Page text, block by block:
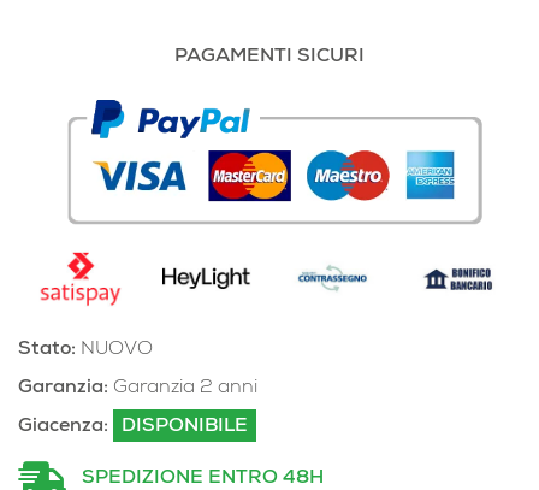
PAGAMENTI SICURI
Stato: NUOVO
Garanzia: Garanzia 2 anni
Giacenza:
DISPONIBILE
SPEDIZIONE ENTRO 48H